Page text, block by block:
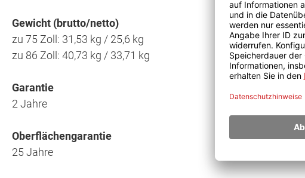
Gewicht (brutto/netto)
zu 75 Zoll: 31,53 kg / 25,6 kg
zu 86 Zoll: 40,73 kg / 33,71 kg
Garantie
2 Jahre
Oberflächengarantie
25 Jahre